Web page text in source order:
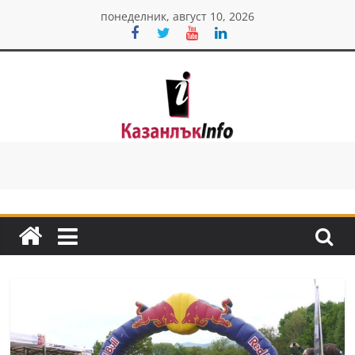
content
понеделник, август 10, 2026
Казанлък
Н
в
о